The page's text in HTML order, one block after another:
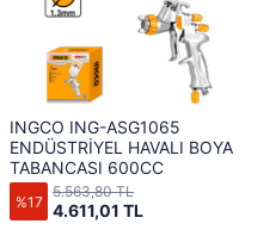
INGCO ING-ASG1065
ENDÜSTRİYEL HAVALI BOYA
TABANCASI 600CC
%17 4.611,01 TL
5.563,80 TL